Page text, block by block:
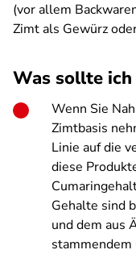
(vor allem
Zimt als Gewürz
Was sollte ich
Wenn Sie
Zimtbasis
Linie auf die
diese
Gehalte sind
und dem aus